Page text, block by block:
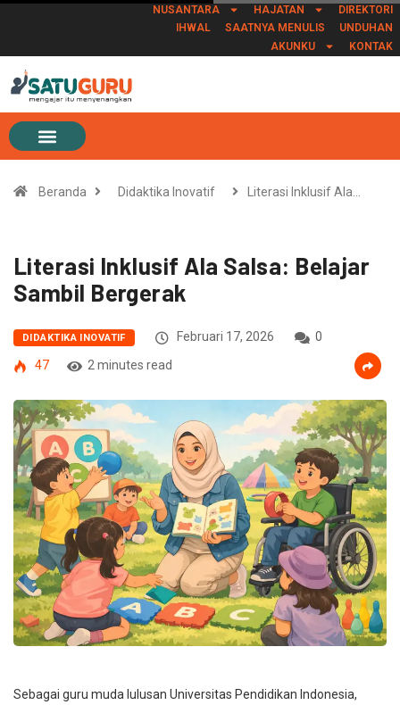
NUSANTARA HAJATAN
DIREKTORI
IHWAL
SAATNYA MENULIS
UNDUHAN
AKUNKU
KONTAK
Beranda Didaktika Inovatif Literasi Inklusif Ala…
Literasi Inklusif Ala Salsa: Belajar
Sambil Bergerak
DIDAKTIKA INOVATIF Februari 17, 2026
0
47
2 minutes read
Sebagai guru muda lulusan Universitas Pendidikan Indonesia,